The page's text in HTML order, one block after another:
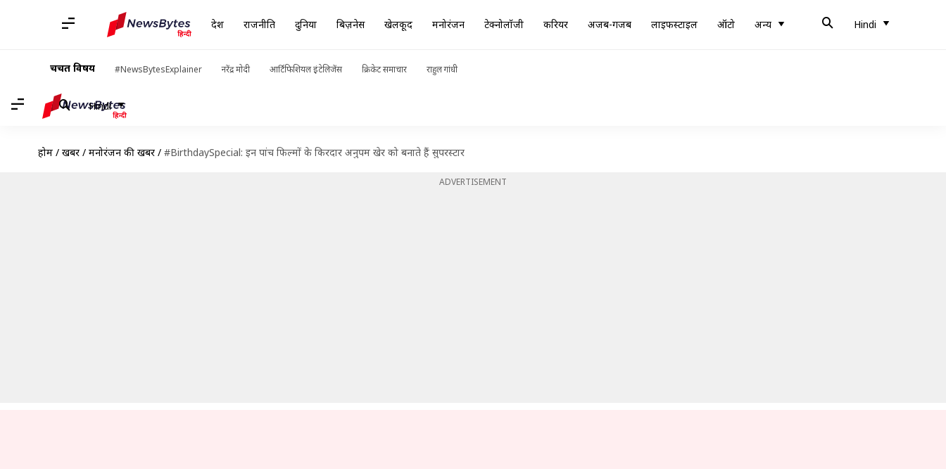
देश राजनीति दुनिया बिज़नेस खेलकूद मनोरंजन टेक्नोलॉजी करियर अजब-गजब लाइफस्टाइल ऑटो अन्य Hindi
चर्चित विषय #NewsBytesExplainer नरेंद्र मोदी आर्टिफिशियल इंटेलिजेंस क्रिकेट समाचार राहुल गांधी
Hindi
होम / खबरें / मनोरंजन की खबरें / #BirthdaySpecial: इन पांच फिल्मों के किरदार अनुपम खेर को बनाते हैं सुपरस्टार
ADVERTISEMENT